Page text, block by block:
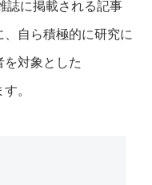
誌に掲載される記事
自ら積極的に研究に
対象とした
。